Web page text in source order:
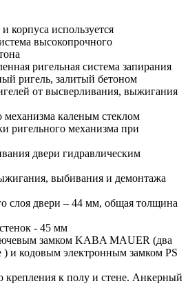
корпуса используется
высокопрочного
ригельная система запирания
ригель, залитый бетоном
от высверливания, выжигания
механизма каленым стеклом
ригельного механизма при
двери гидравлическим
выбивания и демонтажа
слоя двери – 44 мм, общая толщина
- 45 мм
замком KABA MAUER (два
) и кодовым электронным замком PS
крепления к полу и стене. Анкерный